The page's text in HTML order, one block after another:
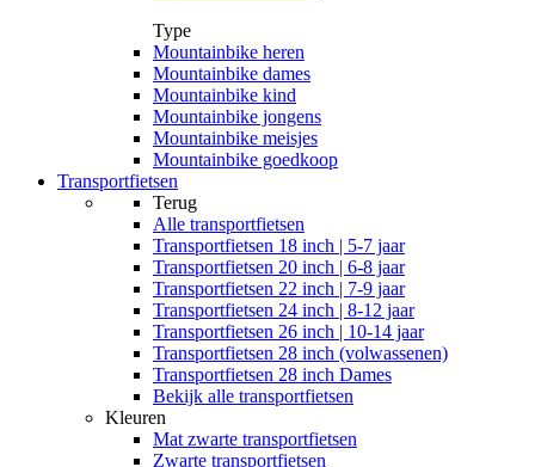
Type
Mountainbike heren
Mountainbike dames
Mountainbike kind
Mountainbike jongens
Mountainbike meisjes
Mountainbike goedkoop
Transportfietsen
Terug
Alle transportfietsen
Transportfietsen 18 inch | 5-7 jaar
Transportfietsen 20 inch | 6-8 jaar
Transportfietsen 22 inch | 7-9 jaar
Transportfietsen 24 inch | 8-12 jaar
Transportfietsen 26 inch | 10-14 jaar
Transportfietsen 28 inch (volwassenen)
Transportfietsen 28 inch Dames
Bekijk alle transportfietsen
Kleuren
Mat zwarte transportfietsen
Zwarte transportfietsen